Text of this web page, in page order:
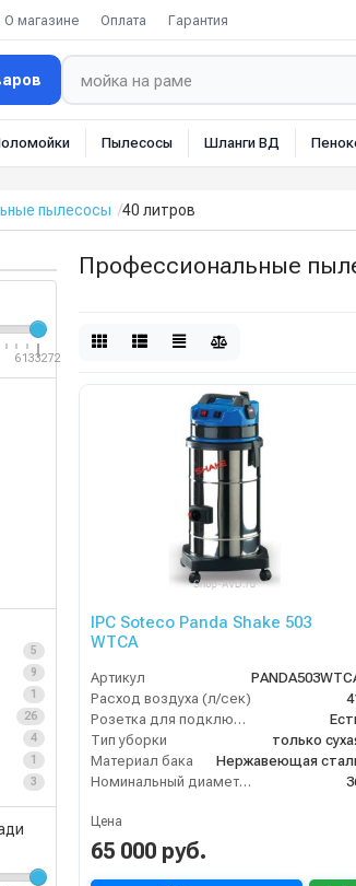
О магазине Оплата Гарантия
Пылесосы Шланги ВД
пылесосы 40 литров
6133272
5
9
1
26
4
1
3
Профессиональные
IPC Soteco Panda Shake 503
WTCA
Артикул
Расход воздуха (л/сек)
Розетка для подключения инструмента
Тип уборки
только
Материал бака
Нержавеющая
Номинальный диаметр принадлежностей (мм)
Цена
65 000 руб.